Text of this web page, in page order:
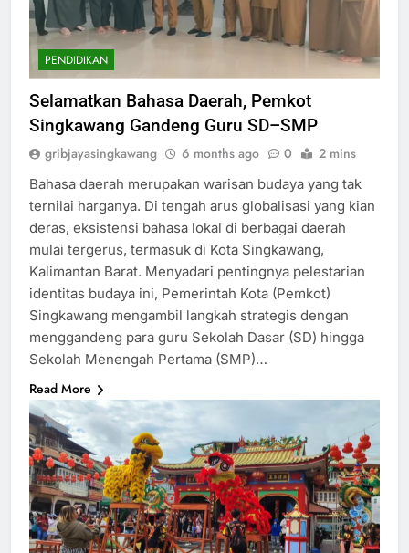
PENDIDIKAN
Selamatkan Bahasa Daerah, Pemkot
Singkawang Gandeng Guru SD–SMP
gribjayasingkawang 6 months ago 0 2 mins
Bahasa daerah merupakan warisan budaya yang tak
ternilai harganya. Di tengah arus globalisasi yang kian
deras, eksistensi bahasa lokal di berbagai daerah
mulai tergerus, termasuk di Kota Singkawang,
Kalimantan Barat. Menyadari pentingnya pelestarian
identitas budaya ini, Pemerintah Kota (Pemkot)
Singkawang mengambil langkah strategis dengan
menggandeng para guru Sekolah Dasar (SD) hingga
Sekolah Menengah Pertama (SMP)…
Read More